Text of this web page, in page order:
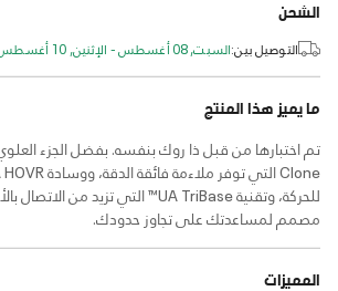
الشحن
التوصيل بين:السبت, 08 أغسطس - الإثنين, 10 أغسطس
ما يميز هذا المنتج
مصمم لمساعدتك على تجاوز حدودك.
المميزات